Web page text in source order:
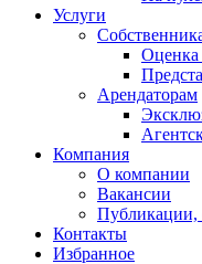
Услуги
Оценка
Арендаторам
Компания
О компании
Вакансии
Публикации,
Контакты
Избранное